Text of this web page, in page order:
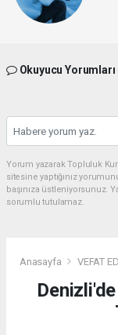
Okuyucu Yorumları
Yorum yazarak Topluluk
sitesine yaptığınız
başınıza üstleniyorsunuz.
sorumlu tutulamaz.
Anasayfa VEFAT